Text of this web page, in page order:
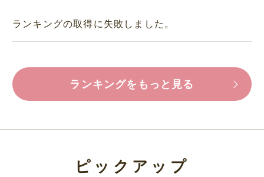
ランキングの取得に失敗しました。
ランキングをもっと見る
ピックアップ